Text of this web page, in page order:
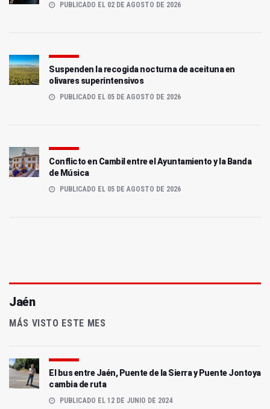
PUBLICADO EL 02 DE AGOSTO DE 2026
Suspenden la recogida nocturna de aceituna en
olivares superintensivos
PUBLICADO EL 05 DE AGOSTO DE 2026
Conflicto en Cambil entre el Ayuntamiento y la Banda
de Música
PUBLICADO EL 05 DE AGOSTO DE 2026
Jaén
MÁS VISTO ESTE MES
El bus entre Jaén, Puente de la Sierra y Puente Jontoya
cambia de ruta
PUBLICADO EL 12 DE JUNIO DE 2024